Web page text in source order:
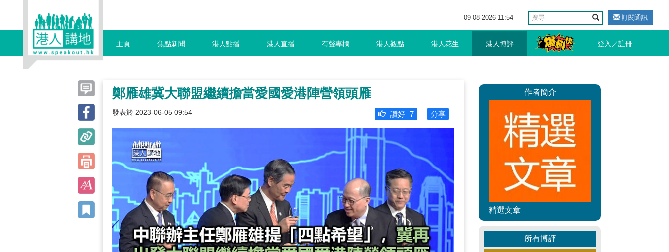
09-08-2026 11:54 訂閱通訊
主頁 焦點新聞 港人點播 港人直播 有聲專欄 港人觀點 港人花生 港人博評 登入／註冊
鄭雁雄冀大聯盟繼續擔當愛國愛港陣營領頭雁
發表於 2023-06-05 09:54 分享
讚好 7
作者簡介
精選文章
所有博評